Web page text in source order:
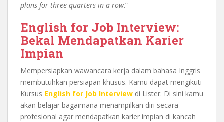
plans for three quarters in a row.”
English for Job Interview:
Bekal Mendapatkan Karier
Impian
Mempersiapkan wawancara kerja dalam bahasa Inggris
membutuhkan persiapan khusus. Kamu dapat mengikuti
Kursus English for Job Interview di Lister. Di sini kamu
akan belajar bagaimana menampilkan diri secara
profesional agar mendapatkan karier impian di kancah